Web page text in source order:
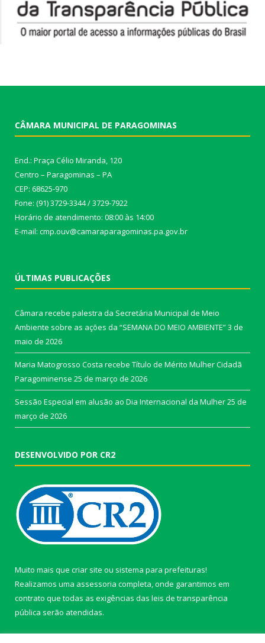
CÂMARA MUNICIPAL DE PARAGOMINAS
End.: Praça Célio Miranda, 120
Centro – Paragominas – PA
CEP: 68625-970
Fone: (91) 3729-3344 / 3729-7922
Horário de atendimento: 08:00 às 14:00
E-mail: cmp.ouv@camaraparagominas.pa.gov.br
ÚLTIMAS PUBLICAÇÕES
Câmara recebe palestra da Secretária Municipal de Meio
Ambiente sobre as ações da “SEMANA DO MEIO AMBIENTE”3 de
maio de 2026
Maria Matogrosso Costa recebe Título de Mérito Mulher Cidadã
Paragominense 25 de março de 2026
Sessão Especial em alusão ao Dia Internacional da Mulher25 de
março de 2026
DESENVOLVIDO POR CR2
Muito mais que criar site ou sistema para prefeituras!
Realizamos uma assessoria completa, onde garantimos em
contrato que todas as exigências das leis de transparência
pública serão atendidas.